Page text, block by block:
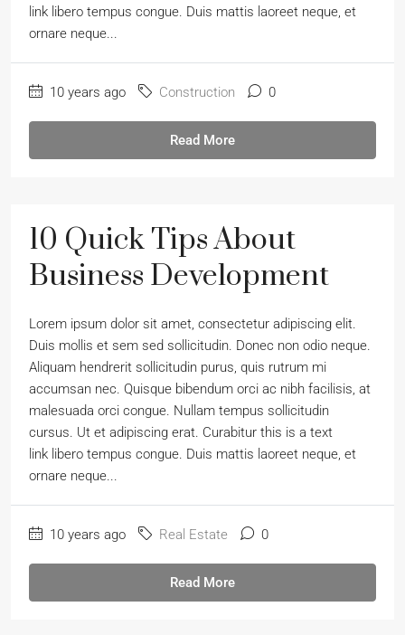
link libero tempus congue. Duis mattis laoreet neque, et
ornare neque...
10 years ago Construction 0
Read More
10 Quick Tips About
Business Development
Lorem ipsum dolor sit amet, consectetur adipiscing elit.
Duis mollis et sem sed sollicitudin. Donec non odio neque.
Aliquam hendrerit sollicitudin purus, quis rutrum mi
accumsan nec. Quisque bibendum orci ac nibh facilisis, at
malesuada orci congue. Nullam tempus sollicitudin
cursus. Ut et adipiscing erat. Curabitur this is a text
link libero tempus congue. Duis mattis laoreet neque, et
ornare neque...
10 years ago Real Estate 0
Read More